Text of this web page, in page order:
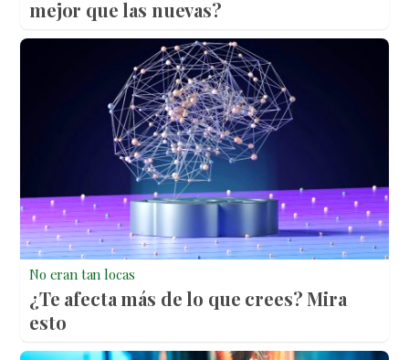
mejor que las nuevas?
No eran tan locas
¿Te afecta más de lo que crees? Mira
esto